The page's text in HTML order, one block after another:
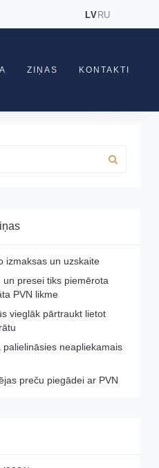
LV RU
ZIŅAS KONTAKTI
izmaksas un uzskaite
un presei tiks piemērota
PVN likme
vieglāk pārtraukt lietot
palielināsies neapliekamais
preču piegādei ar PVN